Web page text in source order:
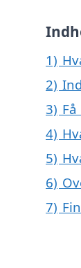
1)
2)
3)
4)
5)
6)
7)